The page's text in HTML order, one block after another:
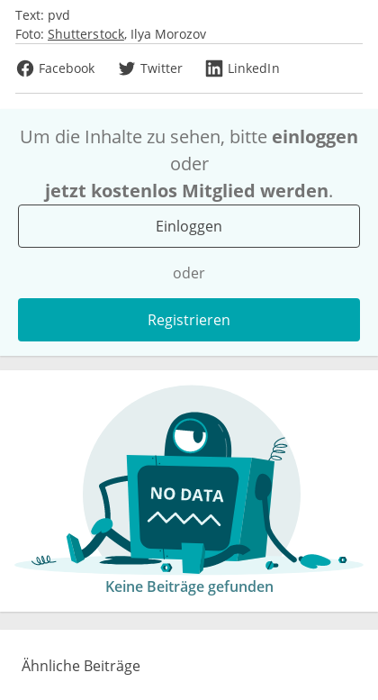
Text: pvd
Foto: Shutterstock Ilya Morozov
Facebook
Twitter LinkedIn
Um die Inhalte zu sehen, bitte einloggen
oder
jetzt kostenlos Mitglied werden.
Einloggen
oder
Registrieren
Keine Beiträge gefunden
Ähnliche Beiträge